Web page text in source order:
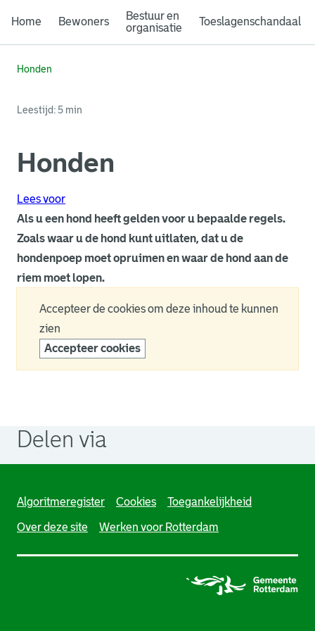
Home Bewoners
Bestuur en
organisatie
Toeslagenschandaal
Honden
Leestijd: 5 min
Honden
Lees voor
Als u een hond heeft gelden voor u bepaalde regels.
Zoals waar u de hond kunt uitlaten, dat u de
hondenpoep moet opruimen en waar de hond aan de
riem moet lopen.
Accepteer de cookies om deze inhoud te kunnen
zien
Accepteer cookies
Delen via
Algoritmeregister Cookies Toegankelijkheid
Over deze site Werken voor Rotterdam